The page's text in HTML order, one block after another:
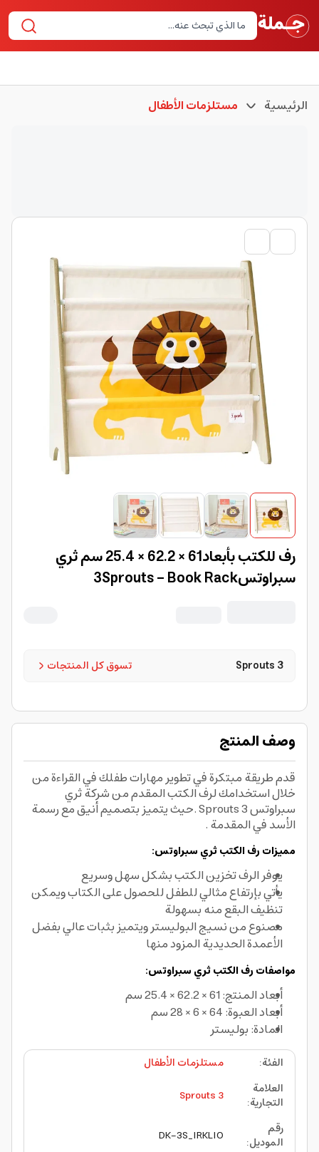
الرئيسية مستلزمات الأطفال
رف للكتب بأبعاد61 × 62.2 × 25.4 سم ثري
سبراوتس3Sprouts - Book Rack
تسوق كل المنتجات 3 Sprouts
وصف المنتج
قدم طريقة مبتكرة في تطوير مهارات طفلك في القراءة من
خلال استخدامك لرف الكتب المقدم من شركة ثري
سبراوتس 3 Sprouts .حيث يتميز بتصميم أنيق مع رسمة
الأسد في المقدمة .
مميزات رف الكتب ثري سبراوتس:
يوفر الرف تخزين الكتب بشكل سهل وسريع
يأتي بإرتفاع مثالي للطفل للحصول على الكتاب ويمكن
تنظيف البقع منه بسهولة
مصنوع من نسيج البوليستر ويتميز بثبات عالي بفضل
الأعمدة الحديدية المزود منها
مواصفات رف الكتب ثري سبراوتس:
أبعاد المنتج: 61 × 62.2 × 25.4 سم
أبعاد العبوة: 64 × 6 × 28 سم
المادة: بوليستر
الفئة:
مستلزمات الأطفال
العلامة
التجارية:
3 Sprouts
رقم
الموديل:
DK-3S_IRKLIO